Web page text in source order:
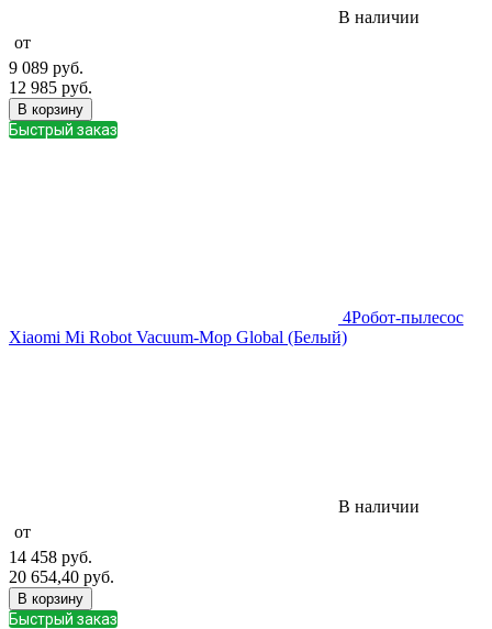
В наличии
от
9 089 руб.
12 985 руб.
В корзину
Быстрый заказ
4Робот-пылесос
Xiaomi Mi Robot Vacuum-Mop Global (Белый)
В наличии
от
14 458 руб.
20 654,40 руб.
В корзину
Быстрый заказ